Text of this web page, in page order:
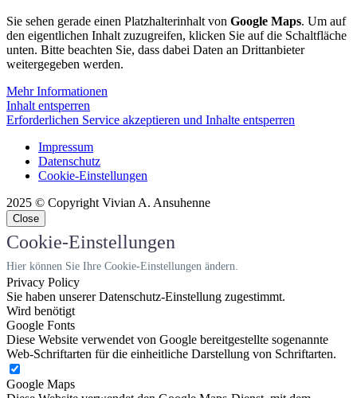
Sie sehen gerade einen Platzhalterinhalt von Google Maps. Um auf
den eigentlichen Inhalt zuzugreifen, klicken Sie auf die Schaltfläche
unten. Bitte beachten Sie, dass dabei Daten an Drittanbieter
weitergegeben werden.
Mehr Informationen
Inhalt entsperren
Erforderlichen Service akzeptieren und Inhalte entsperren
Impressum
Datenschutz
Cookie-Einstellungen
2025 © Copyright Vivian A. Ansuhenne
Close
Cookie-Einstellungen
Hier können Sie Ihre Cookie-Einstellungen ändern.
Privacy Policy
Sie haben unserer Datenschutz-Einstellung zugestimmt.
Wird benötigt
Google Fonts
Diese Website verwendet von Google bereitgestellte sogenannte
Web-Schriftarten für die einheitliche Darstellung von Schriftarten.
Google Maps